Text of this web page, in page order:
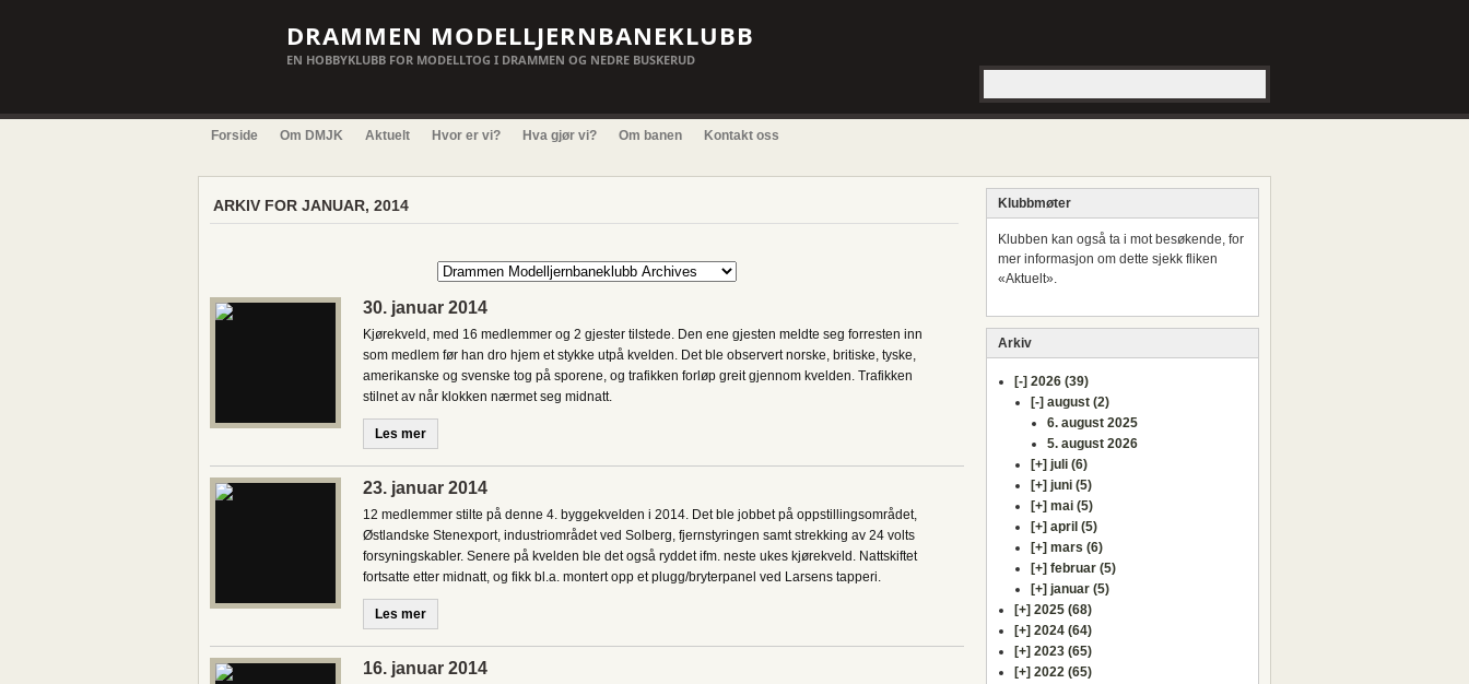
DRAMMEN MODELLJERNBANEKLUBB
EN HOBBYKLUBB FOR MODELLTOG I DRAMMEN OG NEDRE BUSKERUD
Forside Om DMJK Aktuelt Hvor er vi? Hva gjør vi? Om banen Kontakt oss
ARKIV FOR JANUAR, 2014
30. januar 2014
Kjørekveld, med 16 medlemmer og 2 gjester tilstede. Den ene gjesten meldte seg forresten inn
som medlem før han dro hjem et stykke utpå kvelden. Det ble observert norske, britiske, tyske,
amerikanske og svenske tog på sporene, og trafikken forløp greit gjennom kvelden. Trafikken
stilnet av når klokken nærmet seg midnatt.
Les mer
23. januar 2014
12 medlemmer stilte på denne 4. byggekvelden i 2014. Det ble jobbet på oppstillingsområdet,
Østlandske Stenexport, industriområdet ved Solberg, fjernstyringen samt strekking av 24 volts
forsyningskabler. Senere på kvelden ble det også ryddet ifm. neste ukes kjørekveld. Nattskiftet
fortsatte etter midnatt, og fikk bl.a. montert opp et plugg/bryterpanel ved Larsens tapperi.
Les mer
16. januar 2014
Klubbmøter
Klubben kan også ta i mot besøkende, for
mer informasjon om dette sjekk fliken
«Aktuelt».
Arkiv
[-] 2026 (39)
[-] august (2)
6. august 2025
5. august 2026
[+] juli (6)
[+] juni (5)
[+] mai (5)
[+] april (5)
[+] mars (6)
[+] februar (5)
[+] januar (5)
[+] 2025 (68)
[+] 2024 (64)
[+] 2023 (65)
[+] 2022 (65)